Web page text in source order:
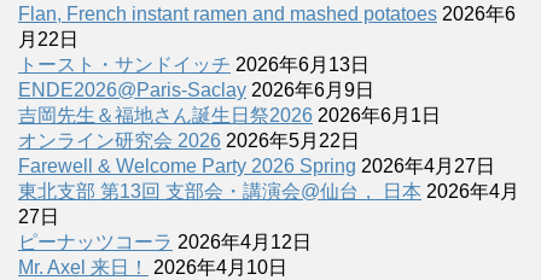
Flan, French instant ramen and mashed potatoes 2026年6
月22日
トースト・サンドイッチ 2026年6月13日
ENDE2026@Paris-Saclay 2026年6月9日
吉岡先生＆福地さん誕生日祭2026 2026年6月1日
オンライン研究会 2026 2026年5月22日
Farewell & Welcome Party 2026 Spring 2026年4月27日
東北支部 第13回 支部会・講演会@仙台， 日本 2026年4月
27日
ピーナッツコーラ 2026年4月12日
Mr. Axel 来日！
2026年4月10日